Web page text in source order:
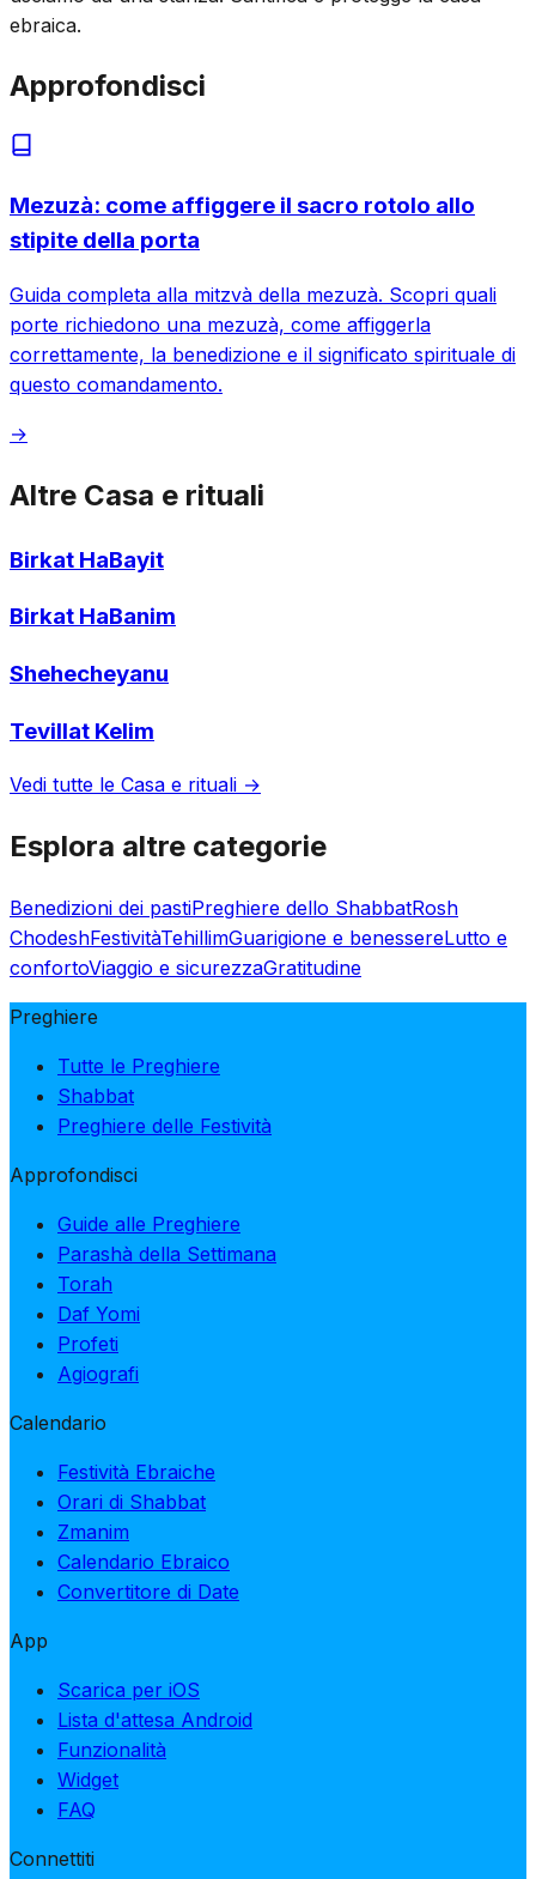
ebraica.
Approfondisci
Mezuzà: come affiggere il sacro rotolo allo
stipite della porta
Guida completa alla mitzvà della mezuzà. Scopri quali
porte richiedono una mezuzà, come affiggerla
correttamente, la benedizione e il significato spirituale di
questo comandamento.
→
Altre Casa e rituali
Birkat HaBayit
Birkat HaBanim
Shehecheyanu
Tevillat Kelim
Vedi tutte le Casa e rituali →
Esplora altre categorie
Benedizioni dei pastiPreghiere dello ShabbatRosh
ChodeshFestivitàTehillimGuarigione e benessereLutto e
confortoViaggio e sicurezzaGratitudine
Preghiere
Tutte le Preghiere
Shabbat
Preghiere delle Festività
Approfondisci
Guide alle Preghiere
Parashà della Settimana
Torah
Daf Yomi
Profeti
Agiografi
Calendario
Festività Ebraiche
Orari di Shabbat
Zmanim
Calendario Ebraico
Convertitore di Date
App
Scarica per iOS
Lista d'attesa Android
Funzionalità
Widget
FAQ
Connettiti